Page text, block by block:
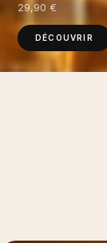
29,90 €
DÉCOUVRIR